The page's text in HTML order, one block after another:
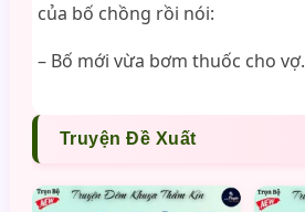
của bố chồng rồi nói:
– Bố mới vừa bơm thuốc cho vợ.
Truyện Đề Xuất